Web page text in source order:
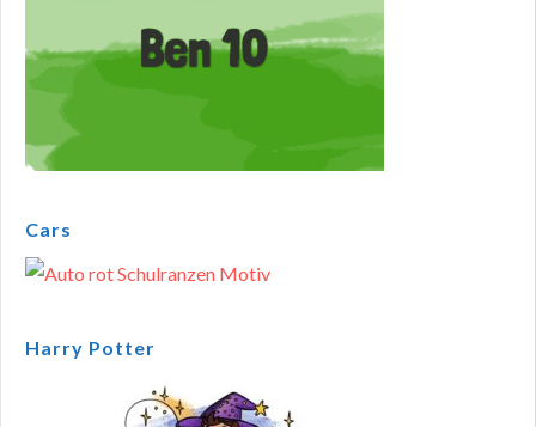
Cars
Harry Potter